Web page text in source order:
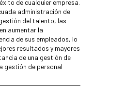
GESTIÓN DEL RIESGO
NEGOCIACIÓN Y
CONFLICTOS
DERECHO
REGULACIONES
de cualquier empresa.
administración de
del talento, las
aumentar la
de sus empleados, lo
resultados y mayores
de una gestión de
gestión de personal